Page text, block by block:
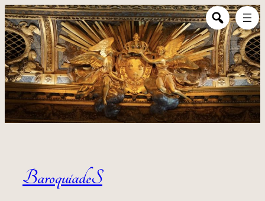
BaroquiadeS